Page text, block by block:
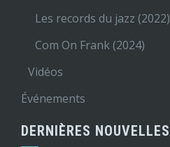
Les records du jazz (2022)
Com On Frank (2024)
Vidéos
Événements
DERNIÈRES NOUVELLES